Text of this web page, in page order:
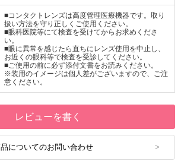
■コンタクトレンズは高度管理医療機器です。取り
扱い方法を守り正しくご使用ください。
■眼科医院等にて検査を受けてからお求めくださ
い。
■眼に異常を感じたら直ちにレンズ使用を中止し、
お近くの眼科等で検査を受診してください。
■ご使用の前に必ず添付文書をお読みください。
※装用のイメージは個人差がございますので、ご注
意ください。
レビューを書く
についてのお問い合わせ